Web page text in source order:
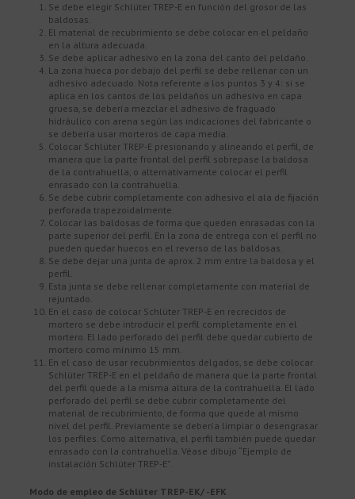
Se debe elegir Schlüter TREP-E en función del grosor de las
baldosas.
El material de recubrimiento se debe colocar en el peldaño
en la altura adecuada.
Se debe aplicar adhesivo en la zona del canto del peldaño.
La zona hueca por debajo del perfil se debe rellenar con un
adhesivo adecuado. Nota referente a los puntos 3 y 4: si se
aplica en los cantos de los peldaños un adhesivo en capa
gruesa, se debería mezclar el adhesivo de fraguado
hidráulico con arena según las indicaciones del fabricante o
se debería usar morteros de capa media.
Colocar Schlüter TREP-E presionando y alineando el perfil, de
manera que la parte frontal del perfil sobrepase la baldosa
de la contrahuella, o alternativamente colocar el perfil
enrasado con la contrahuella.
Se debe cubrir completamente con adhesivo el ala de fijación
perforada trapezoidalmente.
Colocar las baldosas de forma que queden enrasadas con la
parte superior del perfil. En la zona de entrega con el perfil no
pueden quedar huecos en el reverso de las baldosas.
Se debe dejar una junta de aprox. 2 mm entre la baldosa y el
perfil.
Esta junta se debe rellenar completamente con material de
rejuntado.
En el caso de colocar Schlüter TREP-E en recrecidos de
mortero se debe introducir el perfil completamente en el
mortero. El lado perforado del perfil debe quedar cubierto de
mortero como mínimo 15 mm.
En el caso de usar recubrimientos delgados, se debe colocar
Schlüter TREP-E en el peldaño de manera que la parte frontal
del perfil quede a la misma altura de la contrahuella. El lado
perforado del perfil se debe cubrir completamente del
material de recubrimiento, de forma que quede al mismo
nivel del perfil. Previamente se debería limpiar o desengrasar
los perfiles. Como alternativa, el perfil también puede quedar
enrasado con la contrahuella. Véase dibujo “Ejemplo de
instalación Schlüter TREP-E”.
Modo de empleo de Schlüter TREP-EK/ -EFK